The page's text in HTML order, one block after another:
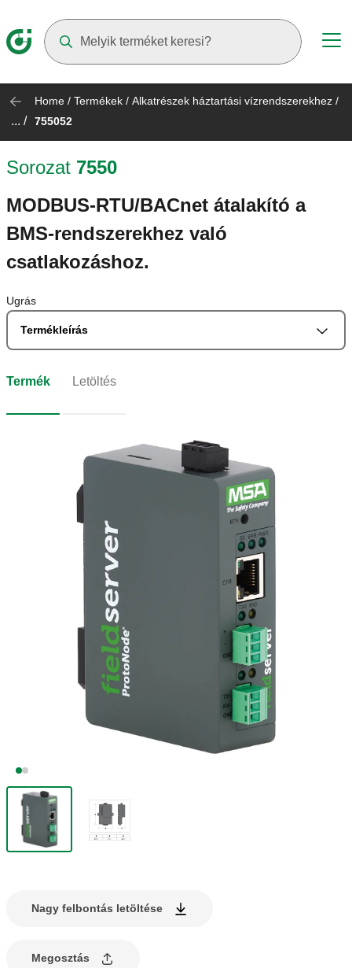
Home / Termékek / Alkatrészek háztartási vízrendszerekhez /
... / 755052
Sorozat 7550
MODBUS-RTU/BACnet átalakító a
BMS-rendszerekhez való
csatlakozáshoz.
Ugrás
Termékleírás
Termék Letöltés
Nagy felbontás letöltése
Megosztás